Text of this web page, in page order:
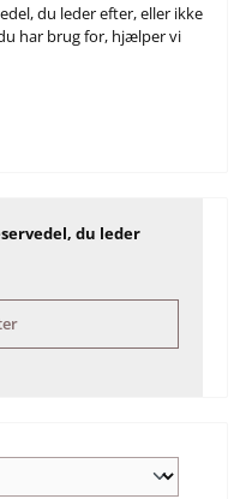
du leder efter, eller ikke
har brug for, hjælper vi
du leder